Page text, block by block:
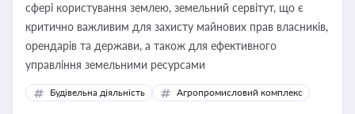
сфері користування землею, земельний сервітут, що є
критично важливим для захисту майнових прав власників,
орендарів та держави, а також для ефективного
управління земельними ресурсами
Будівельна діяльність Агропромисловий комплекс